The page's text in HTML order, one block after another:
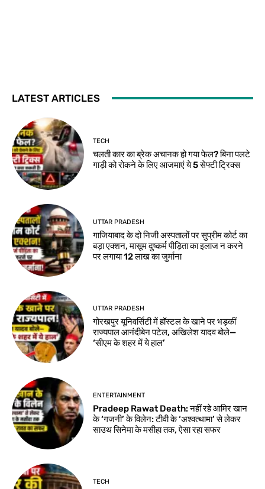
LATEST ARTICLES
TECH
चलती कार का ब्रेक अचानक हो गया फेल? बिना पलटे
गाड़ी को रोकने के लिए आजमाएं ये 5 सेफ्टी ट्रिक्स
UTTAR PRADESH
गाजियाबाद के दो निजी अस्पतालों पर सुप्रीम कोर्ट का
बड़ा एक्शन, मासूम दुष्कर्म पीड़िता का इलाज न करने
पर लगाया 12 लाख का जुर्माना
UTTAR PRADESH
गोरखपुर यूनिवर्सिटी में हॉस्टल के खाने पर भड़कीं
राज्यपाल आनंदीबेन पटेल, अखिलेश यादव बोले—
‘सीएम के शहर में ये हाल’
ENTERTAINMENT
Pradeep Rawat Death: नहीं रहे आमिर खान
के ‘गजनी’ के विलेन: टीवी के ‘अश्वत्थामा’ से लेकर
साउथ सिनेमा के मसीहा तक, ऐसा रहा सफर
TECH